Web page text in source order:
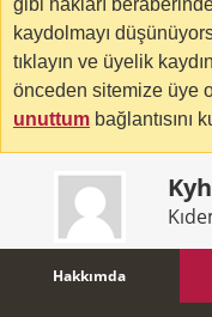
gibi hakları
kaydolmayı
tıklayın ve üyelik
önceden sitemize üye
unuttum
Hakkımda